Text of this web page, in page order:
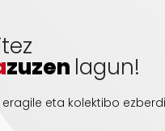
zuzen lagun!
eragile eta kolektibo